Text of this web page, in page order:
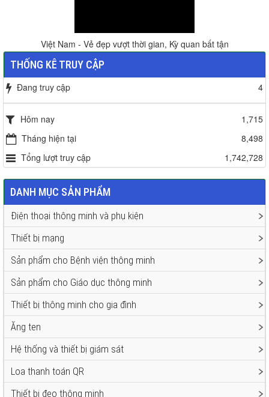
Việt Nam - Vẻ đẹp vượt thời gian, Kỳ quan bất tận
THỐNG KÊ TRUY CẬP
Đang truy cập 4
Hôm nay
1,715
Tháng hiện tại
8,498
Tổng lượt truy cập
1,742,728
DANH MỤC SẢN PHẨM
Điện thoại thông minh và phụ kiện
Thiết bị mạng
Sản phẩm cho Bệnh viện thông minh
Sản phẩm cho Giáo dục thông minh
Thiết bị thông minh cho gia đình
Ăng ten
Hệ thống và thiết bị giám sát
Loa thanh toán QR
Thiết bị đeo thông minh